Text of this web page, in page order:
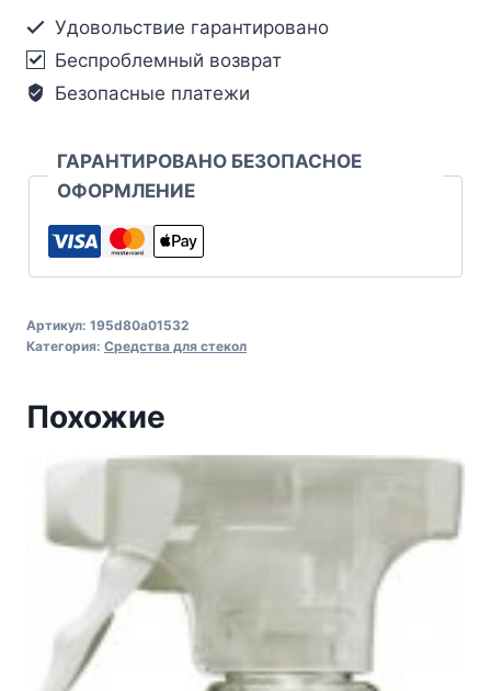
Удовольствие гарантировано
Беспроблемный возврат
Безопасные платежи
ГАРАНТИРОВАНО БЕЗОПАСНОЕ
ОФОРМЛЕНИЕ
Артикул: 195d80a01532
Категория: Средства для стекол
Похожие